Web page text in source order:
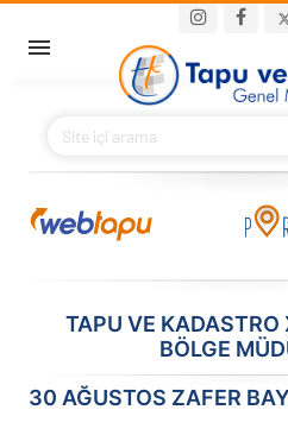
Main navigation
BAKANIMIZ
KURUMSAL
İLETIŞIM
TAPU VE
BÖLGE
30 AĞUSTOS ZAFER